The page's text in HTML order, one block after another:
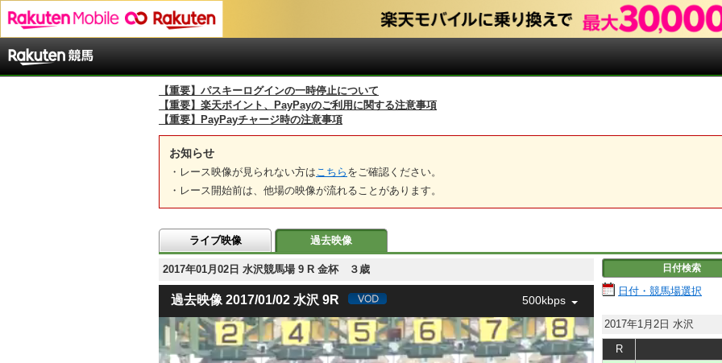
【重要】パスキーログインの一時停止について
【重要】楽天ポイント、PayPayのご利用に関する注意事項
【重要】PayPayチャージ時の注意事項
お知らせ
・レース映像が見られない方は こちら をご確認ください。
・レース開始前は、他場の映像が流れることがあります。
ライブ映像 過去映像
2017年01月02日 水沢競馬場 9 R 金杯 ３歳
過去映像 2017/01/02 水沢 9R 500kbps
日付検索
日付・競馬場選択
2017年1月2日 水沢
R